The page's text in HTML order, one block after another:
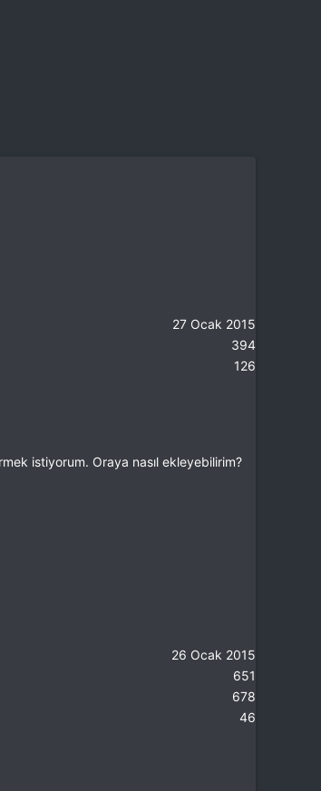
27 Ocak 2015
394
126
istiyorum. Oraya nasıl ekleyebilirim?
26 Ocak 2015
651
678
46